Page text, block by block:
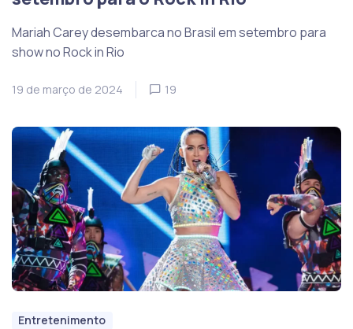
Mariah Carey desembarca no Brasil em setembro para
show no Rock in Rio
19 de março de 2024 19
Entretenimento